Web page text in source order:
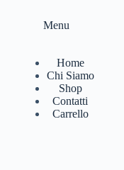
Menu
Home
Chi Siamo
Shop
Contatti
Carrello